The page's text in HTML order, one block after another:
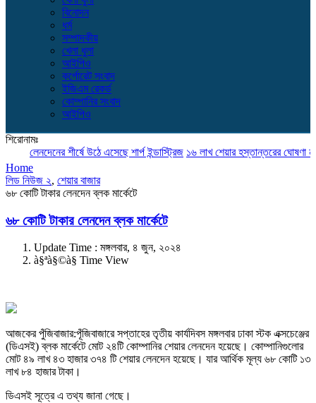
বিনোদন
ধর্ম
সম্পাদকীয়
খেলা ধুলা
আইপিও
কর্পোরেট সংবাদ
ইজিএম রেকর্ড
কোম্পানির সংবাদ
আইপিও
শিরোনামঃ
লেনদেনের শীর্ষে উঠে এসেছে শার্প ইন্ডাস্ট্রিজ ১৬ লাখ শেয়ার হস্তান্তরের ঘোষণা
Home
লিড নিউজ ২, শেয়ার বাজার
৬৮ কোটি টাকার লেনদেন ব্লক মার্কেটে
৬৮ কোটি টাকার লেনদেন ব্লক মার্কেটে
Update Time : মঙ্গলবার, ৪ জুন, ২০২৪
à§ªà§©à§­ Time View
আজকের পুঁজিবাজার:পূঁজিবাজারে সপ্তাহের তৃতীয় কার্যদিবস মঙ্গলবার ঢাকা স্টক এক্সচেঞ্জের
(ডিএসই) ব্লক মার্কেটে মোট ২৪টি কোম্পানির শেয়ার লেনদেন হয়েছে। কোম্পানিগুলোর
মোট ৪৯ লাখ ৪৩ হাজার ৩৭৪ টি শেয়ার লেনদেন হয়েছে। যার আর্থিক মূল্য ৬৮ কোটি ১৩
লাখ ৮৪ হাজার টাকা।
ডিএসই সূত্রে এ তথ্য জানা গেছে।